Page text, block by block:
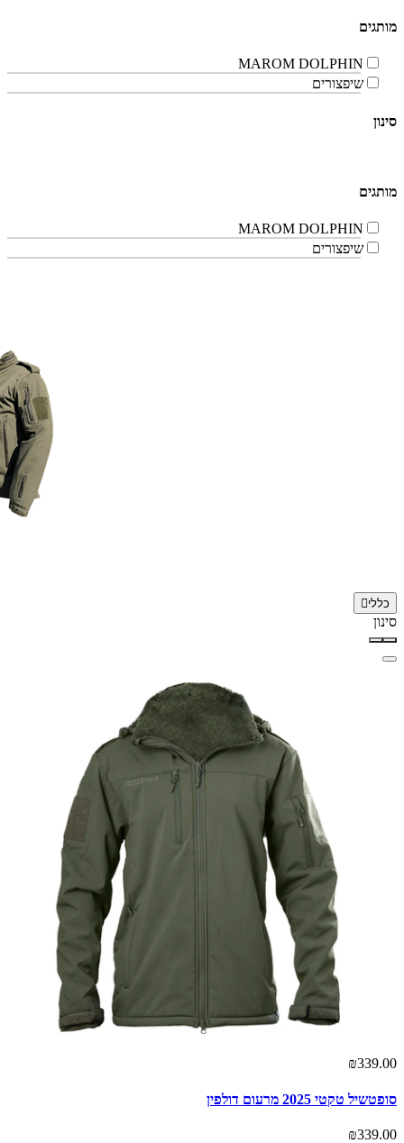
מותגים
MAROM DOLPHIN
שיפצורים
סינון
מותגים
MAROM DOLPHIN
שיפצורים
כללי
סינון
₪339.00
סופטשיל טקטי 2025 מרעום דולפין
₪339.00